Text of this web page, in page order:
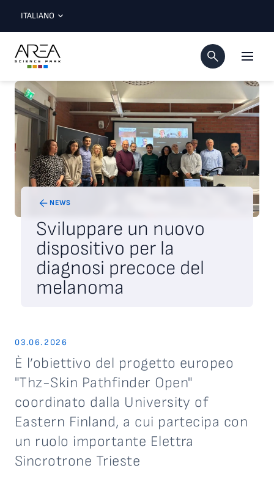
ITALIANO
NEWS
Sviluppare un nuovo
dispositivo per la
diagnosi precoce del
melanoma
03.06.2026
È l’obiettivo del progetto europeo
"Thz-Skin Pathfinder Open"
coordinato dalla University of
Eastern Finland, a cui partecipa con
un ruolo importante Elettra
Sincrotrone Trieste